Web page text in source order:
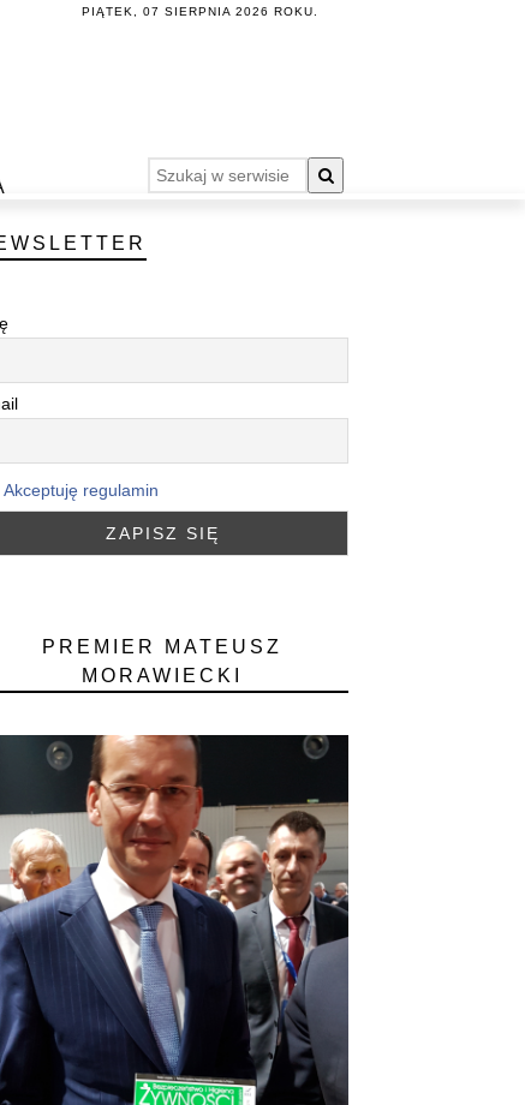
PIĄTEK, 07 SIERPNIA 2026 ROKU.
Akceptuję regulamin
PREMIER MATEUSZ
MORAWIECKI